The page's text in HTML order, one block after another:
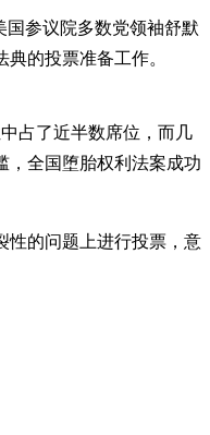
国参议院多数党领袖舒默
的投票准备工作。
占了近半数席位，而几
，全国堕胎权利法案成功
性的问题上进行投票，意